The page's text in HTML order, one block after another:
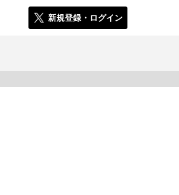
新規登録・ログイン